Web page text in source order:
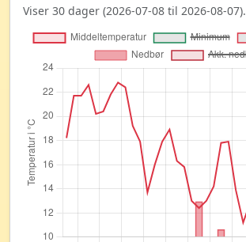
Viser 30 dager (2026-07-08 til 2026-08-07).